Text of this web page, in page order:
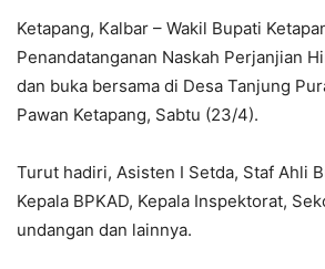
Ketapang, Kalbar – Wakil Bupati
Penandatanganan Naskah Perjanjian
dan buka bersama di Desa Tanjung
Pawan Ketapang, Sabtu (23/4).
Turut hadiri, Asisten I Setda, Staf Ahli
Kepala BPKAD, Kepala Inspektorat,
undangan dan lainnya.